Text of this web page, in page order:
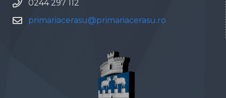
0244 297 112
primariacerasu@primariacerasu.ro